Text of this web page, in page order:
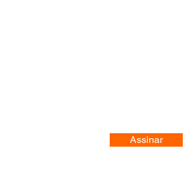
Assinar